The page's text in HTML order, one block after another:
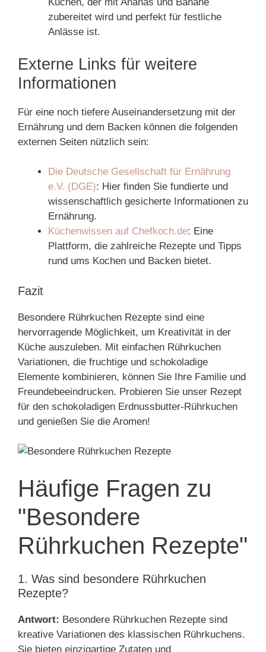
zubereitet wird und perfekt für festliche
Anlässe ist.
Externe Links für weitere
Informationen
Für eine noch tiefere Auseinandersetzung mit der
Ernährung und dem Backen können die folgenden
externen Seiten nützlich sein:
Die Deutsche Gesellschaft für Ernährung
e.V. (DGE): Hier finden Sie fundierte und
wissenschaftlich gesicherte Informationen zu
Ernährung.
Küchenwissen auf Chefkoch.de: Eine
Plattform, die zahlreiche Rezepte und Tipps
rund ums Kochen und Backen bietet.
Fazit
Besondere Rührkuchen Rezepte sind eine
hervorragende Möglichkeit, um Kreativität in der
Küche auszuleben. Mit einfachen Rührkuchen
Variationen, die fruchtige und schokoladige
Elemente kombinieren, können Sie Ihre Familie und
Freundebeeindrucken. Probieren Sie unser Rezept
für den schokoladigen Erdnussbutter-Rührkuchen
und genießen Sie die Aromen!
Häufige Fragen zu
"Besondere
Rührkuchen Rezepte"
1. Was sind besondere Rührkuchen
Rezepte?
Antwort: Besondere Rührkuchen Rezepte sind
kreative Variationen des klassischen Rührkuchens.
Sie bieten einzigartige Zutaten und